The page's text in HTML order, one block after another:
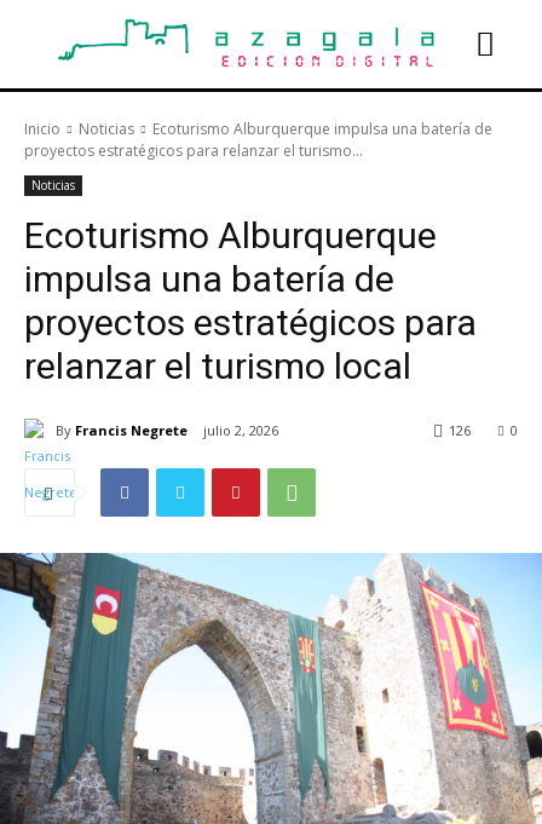
Inicio Noticias
Ecoturismo Alburquerque impulsa una batería de
proyectos estratégicos para relanzar el turismo...
Noticias
Ecoturismo Alburquerque
impulsa una batería de
proyectos estratégicos para
relanzar el turismo local
By Francis Negrete julio 2, 2026 0
126